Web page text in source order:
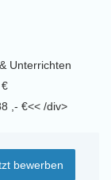
Unterrichten
,- €<< /div>
bewerben